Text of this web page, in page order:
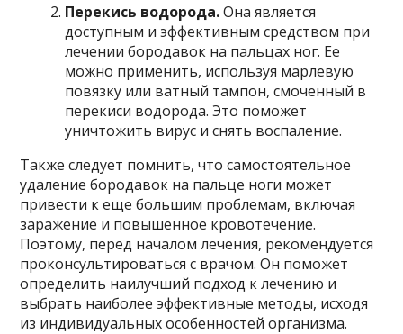
Перекись водорода.Она является
доступным и эффективным средством при
лечении бородавок на пальцах ног. Ее
можно применить, используя марлевую
повязку или ватный тампон, смоченный в
перекиси водорода. Это поможет
уничтожить вирус и снять воспаление.
Также следует помнить, что самостоятельное
удаление бородавок на пальце ноги может
привести к еще большим проблемам, включая
заражение и повышенное кровотечение.
Поэтому, перед началом лечения, рекомендуется
проконсультироваться с врачом. Он поможет
определить наилучший подход к лечению и
выбрать наиболее эффективные методы, исходя
из индивидуальных особенностей организма.